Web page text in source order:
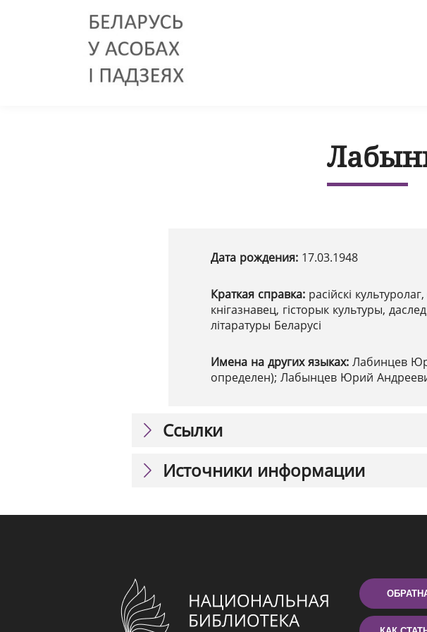
Дата рождения: 17.03.1948
Краткая справка: расійскі
кнігазнавец, гісторык культуры,
літаратуры Беларусі
Имена на других языках: Лабинцев
определен); Лабынцев Юрий
Ссылки
Источники информации